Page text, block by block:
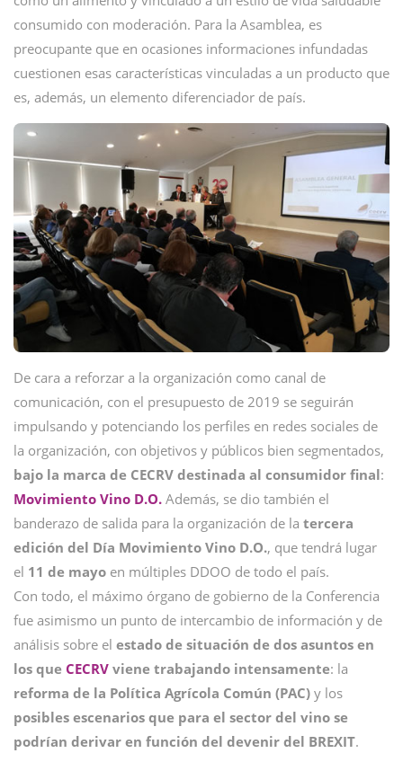
consumido con moderación. Para la Asamblea, es
preocupante que en ocasiones informaciones infundadas
cuestionen esas características vinculadas a un producto que
es, además, un elemento diferenciador de país.
De cara a reforzar a la organización como canal de
comunicación, con el presupuesto de 2019 se seguirán
impulsando y potenciando los perfiles en redes sociales de
la organización, con objetivos y públicos bien segmentados,
bajo la marca de CECRV destinada al consumidor final:
Movimiento Vino D.O. Además, se dio también el
banderazo de salida para la organización de la tercera
edición del Día Movimiento Vino D.O., que tendrá lugar
el 11 de mayo en múltiples DDOO de todo el país.
Con todo, el máximo órgano de gobierno de la Conferencia
fue asimismo un punto de intercambio de información y de
análisis sobre el estado de situación de dos asuntos en
los que CECRV viene trabajando intensamente: la
reforma de la Política Agrícola Común (PAC) y los
posibles escenarios que para el sector del vino se
podrían derivar en función del devenir del BREXIT.